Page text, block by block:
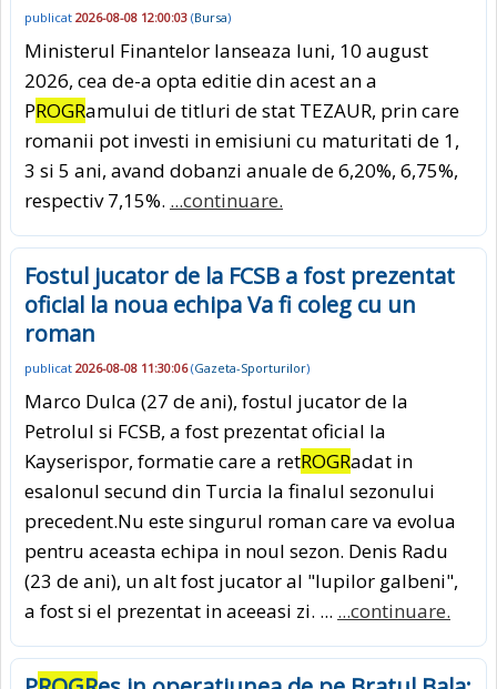
publicat 2026-08-08 12:00:03 (Bursa)
Ministerul Finantelor lanseaza luni, 10 august
2026, cea de-a opta editie din acest an a
PROGRamului de titluri de stat TEZAUR, prin care
romanii pot investi in emisiuni cu maturitati de 1,
3 si 5 ani, avand dobanzi anuale de 6,20%, 6,75%,
respectiv 7,15%. ...continuare.
Fostul jucator de la FCSB a fost prezentat
oficial la noua echipa Va fi coleg cu un
roman
publicat 2026-08-08 11:30:06(Gazeta-Sporturilor)
Marco Dulca (27 de ani), fostul jucator de la
Petrolul si FCSB, a fost prezentat oficial la
Kayserispor, formatie care a retROGRadat in
esalonul secund din Turcia la finalul sezonului
precedent.Nu este singurul roman care va evolua
pentru aceasta echipa in noul sezon. Denis Radu
(23 de ani), un alt fost jucator al "lupilor galbeni",
a fost si el prezentat in aceeasi zi. ... ...continuare.